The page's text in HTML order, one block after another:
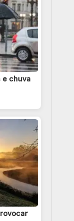
e chuva